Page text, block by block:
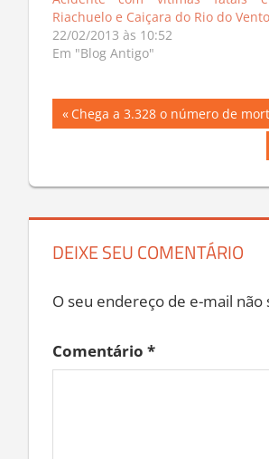
Acidente com vítimas fatais
Riachuelo e Caiçara do Rio do Vento
22/02/2013 às 10:52
Em "Blog Antigo"
Navegação
Post
Previous
Chega a 3.328 o número de
DEIXE SEU COMENTÁRIO
O seu endereço de e-mail não
Comentário